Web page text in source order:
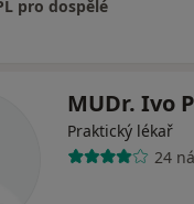
pro dospělé
MUDr. Ivo
Praktický lékař
24